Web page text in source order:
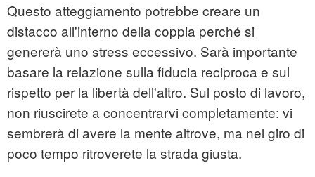
Questo atteggiamento potrebbe creare un
distacco all'interno della coppia perché si
genererà uno stress eccessivo. Sarà importante
basare la relazione sulla fiducia reciproca e sul
rispetto per la libertà dell'altro. Sul posto di lavoro,
non riuscirete a concentrarvi completamente: vi
sembrerà di avere la mente altrove, ma nel giro di
poco tempo ritroverete la strada giusta.